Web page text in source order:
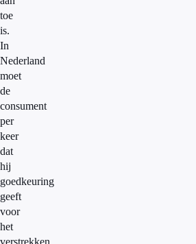
toe
is.
In
Nederland
moet
de
consument
per
keer
dat
hij
goedkeuring
geeft
voor
het
verstrekken